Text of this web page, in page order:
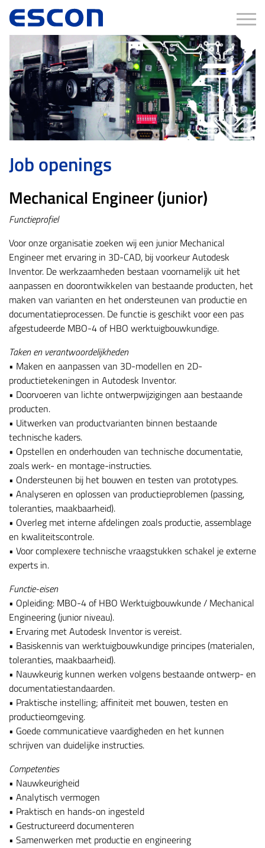
Job openings
Mechanical Engineer (junior)
Functieprofiel
Voor onze organisatie zoeken wij een junior Mechanical
Engineer met ervaring in 3D-CAD, bij voorkeur Autodesk
Inventor. De werkzaamheden bestaan voornamelijk uit het
aanpassen en doorontwikkelen van bestaande producten, het
maken van varianten en het ondersteunen van productie en
documentatieprocessen. De functie is geschikt voor een pas
afgestudeerde MBO-4 of HBO werktuigbouwkundige.
Taken en verantwoordelijkheden
• Maken en aanpassen van 3D-modellen en 2D-
productietekeningen in Autodesk Inventor.
• Doorvoeren van lichte ontwerpwijzigingen aan bestaande
producten.
• Uitwerken van productvarianten binnen bestaande
technische kaders.
• Opstellen en onderhouden van technische documentatie,
zoals werk- en montage-instructies.
• Ondersteunen bij het bouwen en testen van prototypes.
• Analyseren en oplossen van productieproblemen (passing,
toleranties, maakbaarheid).
• Overleg met interne afdelingen zoals productie, assemblage
en kwaliteitscontrole.
• Voor complexere technische vraagstukken schakel je externe
experts in.
Functie-eisen
• Opleiding: MBO-4 of HBO Werktuigbouwkunde / Mechanical
Engineering (junior niveau).
• Ervaring met Autodesk Inventor is vereist.
• Basiskennis van werktuigbouwkundige principes (materialen,
toleranties, maakbaarheid).
• Nauwkeurig kunnen werken volgens bestaande ontwerp- en
documentatiestandaarden.
• Praktische instelling; affiniteit met bouwen, testen en
productieomgeving.
• Goede communicatieve vaardigheden en het kunnen
schrijven van duidelijke instructies.
Competenties
• Nauwkeurigheid
• Analytisch vermogen
• Praktisch en hands-on ingesteld
• Gestructureerd documenteren
• Samenwerken met productie en engineering